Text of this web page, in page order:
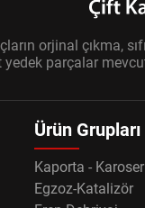
orjinal çıkma,
parçalar
Ürün Grupları
Kaporta - Karoser
Egzoz-Katalizör